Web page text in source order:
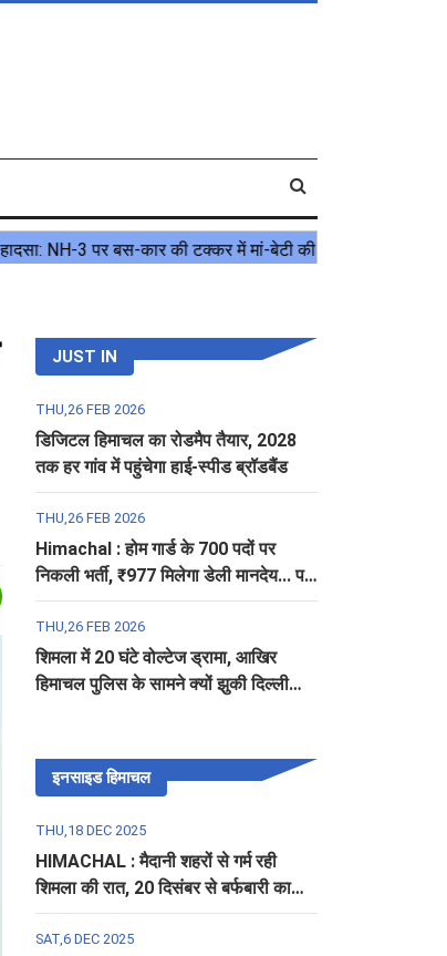
JUST IN
THU,26 FEB 2026
डिजिटल हिमाचल का रोडमैप तैयार, 2028
तक हर गांव में पहुंचेगा हाई-स्पीड ब्रॉडबैंड
THU,26 FEB 2026
Himachal : होम गार्ड के 700 पदों पर
निकली भर्ती, ₹977 मिलेगा डेली मानदेय... पढ़ें
पूरी डिटेल
THU,26 FEB 2026
शिमला में 20 घंटे वोल्टेज ड्रामा, आखिर
हिमाचल पुलिस के सामने क्यों झुकी दिल्ली
इनसाइड हिमाचल
THU,18 DEC 2025
HIMACHAL : मैदानी शहरों से गर्म रही
शिमला की रात, 20 दिसंबर से बर्फबारी का
अलर्ट
SAT,6 DEC 2025